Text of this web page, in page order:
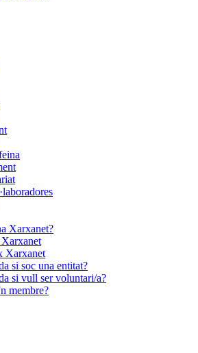
Xarxanet?
Xarxanet
si soc una entitat?
si vull ser voluntari/a?
membre?